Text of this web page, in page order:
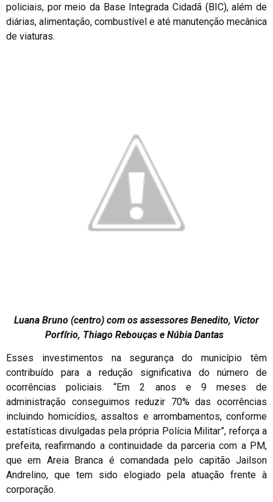
policiais, por meio da Base Integrada Cidadã (BIC), além de
diárias, alimentação, combustível e até manutenção mecânica
de viaturas.
Luana Bruno (centro) com os assessores Benedito, Victor
Porfírio, Thiago Rebouças e Núbia Dantas
Esses investimentos na segurança do município têm
contribuído para a redução significativa do número de
ocorrências policiais. “Em 2 anos e 9 meses de
administração conseguimos reduzir 70% das ocorrências
incluindo homicídios, assaltos e arrombamentos, conforme
estatísticas divulgadas pela própria Polícia Militar”, reforça a
prefeita, reafirmando a continuidade da parceria com a PM,
que em Areia Branca é comandada pelo capitão Jailson
Andrelino, que tem sido elogiado pela atuação frente à
corporação.